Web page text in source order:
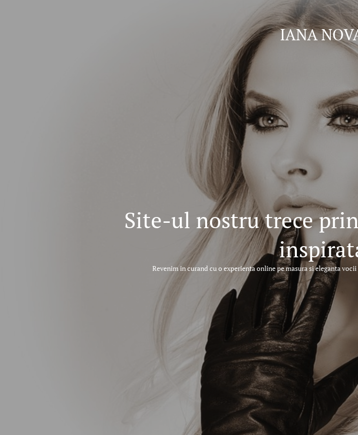
IANA
Site-ul nostru trece
Revenim in curand cu o experienta online pe masura si eleganta